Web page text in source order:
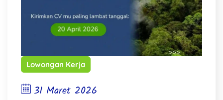
Lowongan Kerja
31 Maret 2026